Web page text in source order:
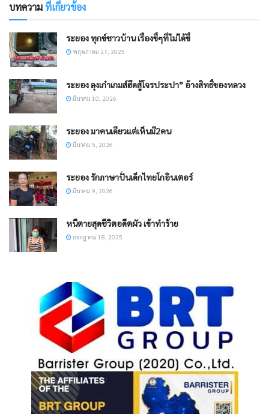
บทความที่เกี่ยวข้อง
ระยอง ทุกข์ชาวบ้าน เรื่องขี้ๆที่ไม่ได้ขี้
พฤษภาคม 27, 2025
ระยอง ลุงเก๋าเกมส์ฮึดสู้โจรประปา” อ้างสิทธิ์ของหลวง
มีนาคม 10, 2026
ระยอง มาคนเดียวแต่เห็นมี2คน
มีนาคม 5, 2026
ระยอง รักภาษาปั้นเด็กไทยโกอินเตอร์
มีนาคม 9, 2026
หนีตายสุดชีวิตอดีตผัว เข้าทำร้าย
กรกฎาคม 18, 2025